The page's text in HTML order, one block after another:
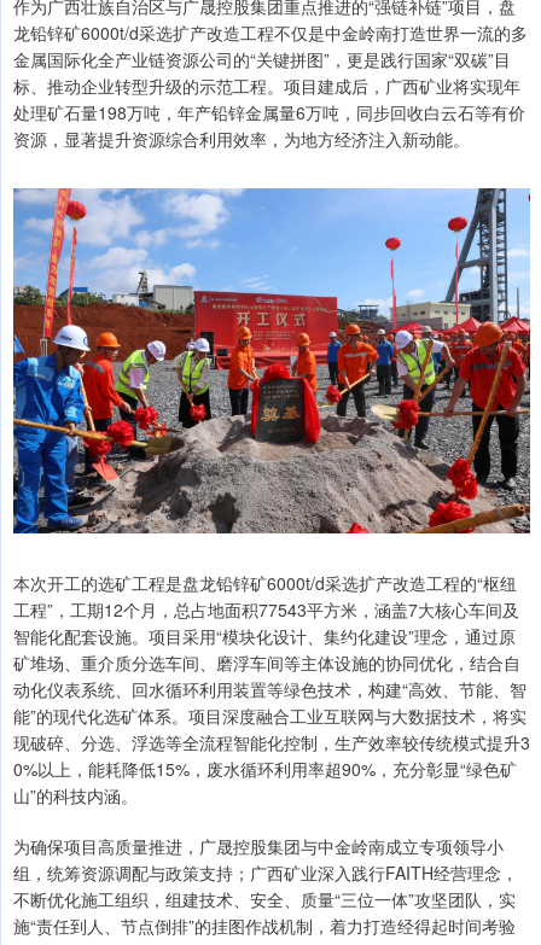
作为广西壮族自治区与广晟控股集团重点推进的“强链补链”项目，盘
龙铅锌矿6000t/d采选扩产改造工程不仅是中金岭南打造世界一流的多
金属国际化全产业链资源公司的“关键拼图”，更是践行国家“双碳”目
标、推动企业转型升级的示范工程。项目建成后，广西矿业将实现年
处理矿石量198万吨，年产铅锌金属量6万吨，同步回收白云石等有价
资源，显著提升资源综合利用效率，为地方经济注入新动能。
本次开工的选矿工程是盘龙铅锌矿6000t/d采选扩产改造工程的“枢纽
工程”，工期12个月，总占地面积77543平方米，涵盖7大核心车间及
智能化配套设施。项目采用“模块化设计、集约化建设”理念，通过原
矿堆场、重介质分选车间、磨浮车间等主体设施的协同优化，结合自
动化仪表系统、回水循环利用装置等绿色技术，构建“高效、节能、智
能”的现代化选矿体系。项目深度融合工业互联网与大数据技术，将实
现破碎、分选、浮选等全流程智能化控制，生产效率较传统模式提升3
0%以上，能耗降低15%，废水循环利用率超90%，充分彰显“绿色矿
山”的科技内涵。
为确保项目高质量推进，广晟控股集团与中金岭南成立专项领导小
组，统筹资源调配与政策支持；广西矿业深入践行FAITH经营理念，
不断优化施工组织，组建技术、安全、质量“三位一体”攻坚团队，实
施“责任到人、节点倒排”的挂图作战机制，着力打造经得起时间考验